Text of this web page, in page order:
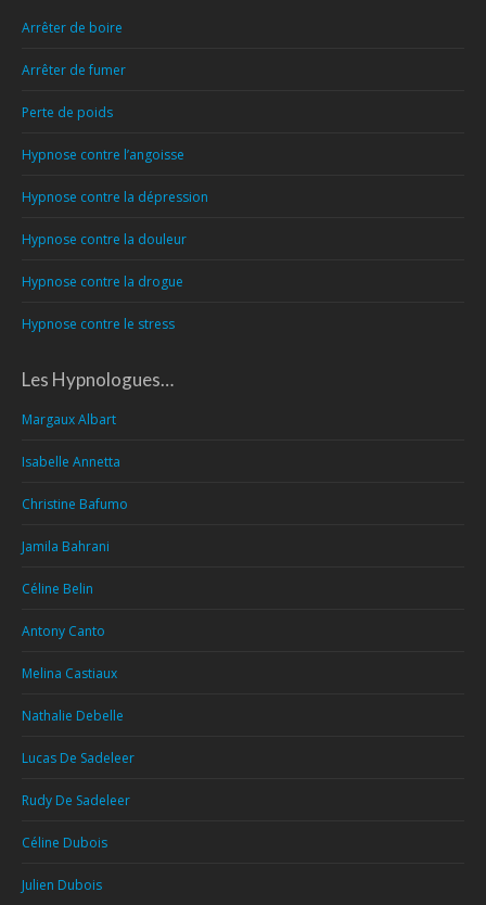
Arrêter de boire
Arrêter de fumer
Perte de poids
Hypnose contre l’angoisse
Hypnose contre la dépression
Hypnose contre la douleur
Hypnose contre la drogue
Hypnose contre le stress
Les Hypnologues…
Margaux Albart
Isabelle Annetta
Christine Bafumo
Jamila Bahrani
Céline Belin
Antony Canto
Melina Castiaux
Nathalie Debelle
Lucas De Sadeleer
Rudy De Sadeleer
Céline Dubois
Julien Dubois